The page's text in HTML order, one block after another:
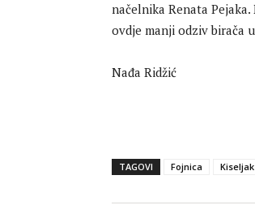
načelnika Renata
ovdje manji odziv birača
Nađa Ridžić
TAGOVI Fojnica Kiseljak